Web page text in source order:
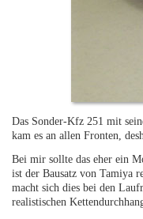
Das Sonder-Kfz 251 mit
kam es an allen Fronten,
Bei mir sollte das eher ein
ist der Bausatz von Tamiya
macht sich dies bei den
realistischen